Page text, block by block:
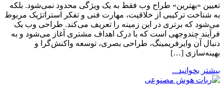
تعیین «بهترین» طراح وب فقط به یک ویژگی محدود نمی‌شود. بلکه
به شناخت ترکیبی از خلاقیت، مهارت فنی و تفکر استراتژیک مربوط
می‌شود که برتری در این زمینه را تعریف می‌کند. طراحی وب یک
فرآیند چندوجهی است که با درک اهداف مشتری آغاز می‌شود و به
دنبال آن وایرفریمینگ، طراحی بصری، توسعه واکنش‌گرا و
بهینه‌سازی […]
بیشتر بخوانید...